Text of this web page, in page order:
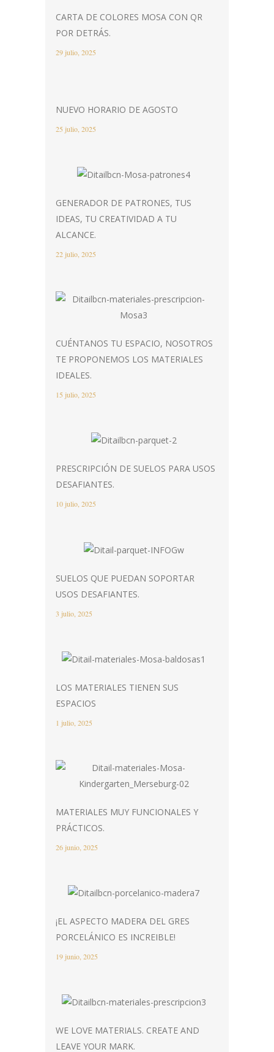
CARTA DE COLORES MOSA CON QR
POR DETRÁS.
29 julio, 2025
NUEVO HORARIO DE AGOSTO
25 julio, 2025
GENERADOR DE PATRONES, TUS
IDEAS, TU CREATIVIDAD A TU
ALCANCE.
22 julio, 2025
CUÉNTANOS TU ESPACIO, NOSOTROS
TE PROPONEMOS LOS MATERIALES
IDEALES.
15 julio, 2025
PRESCRIPCIÓN DE SUELOS PARA USOS
DESAFIANTES.
10 julio, 2025
SUELOS QUE PUEDAN SOPORTAR
USOS DESAFIANTES.
3 julio, 2025
LOS MATERIALES TIENEN SUS
ESPACIOS
1 julio, 2025
MATERIALES MUY FUNCIONALES Y
PRÁCTICOS.
26 junio, 2025
¡EL ASPECTO MADERA DEL GRES
PORCELÁNICO ES INCREIBLE!
19 junio, 2025
WE LOVE MATERIALS. CREATE AND
LEAVE YOUR MARK.